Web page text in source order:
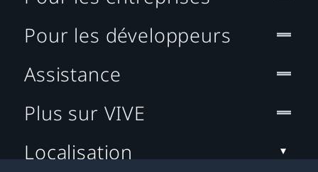
Pour les développeurs
Assistance
Plus sur VIVE
Localisation